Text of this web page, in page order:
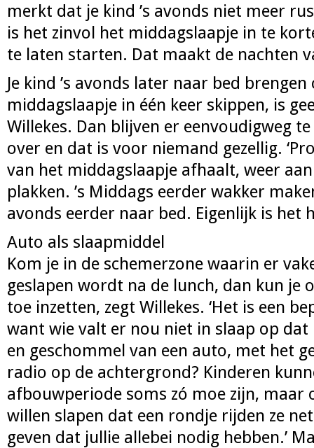
merkt dat je kind ’s avonds niet meer
is het zinvol het middagslaapje in te
te laten starten. Dat maakt de nachten
Je kind ’s avonds later naar bed
middagslaapje in één keer skippen, is
Willekes. Dan blijven er eenvoudigweg
over en dat is voor niemand gezellig.
van het middagslaapje afhaalt, weer
plakken. ’s Middags eerder wakker
avonds eerder naar bed. Eigenlijk is het
Auto als slaapmiddel
Kom je in de schemerzone waarin er
geslapen wordt na de lunch, dan kun je
toe inzetten, zegt Willekes. ‘Het is een
want wie valt er nou niet in slaap op
en geschommel van een auto, met het
radio op de achtergrond? Kinderen
afbouwperiode soms zó moe zijn, maar
willen slapen dat een rondje rijden ze
geven dat jullie allebei nodig hebben.’